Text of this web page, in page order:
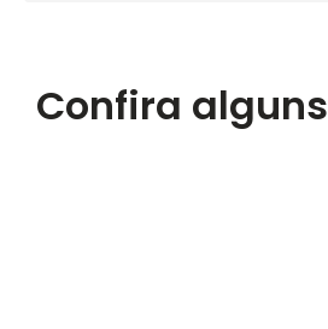
Confira alguns